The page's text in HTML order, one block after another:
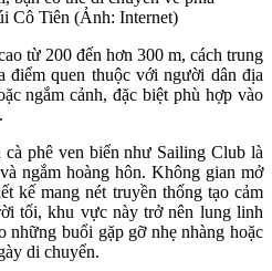
Cô Tiên (Ảnh: Internet)
từ 200 đến hơn 300 m, cách trung
quen thuộc với người dân địa
ngắm cảnh, đặc biệt phù hợp vào
phê ven biển như Sailing Club là
ngắm hoàng hôn. Không gian mở
kế mang nét truyền thống tạo cảm
tối, khu vực này trở nên lung linh
những buổi gặp gỡ nhẹ nhàng hoặc
di chuyển.